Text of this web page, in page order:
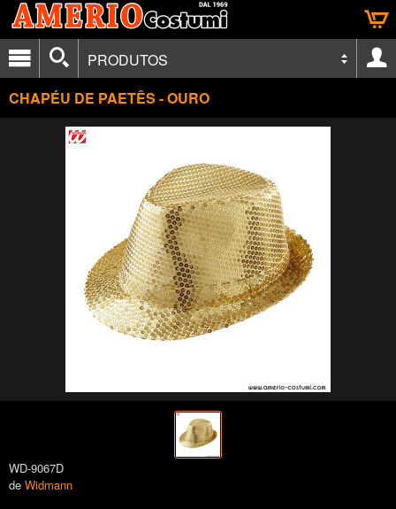
PRODUTOS
CHAPÉU DE PAETÊS - OURO
WD-9067D
de Widmann